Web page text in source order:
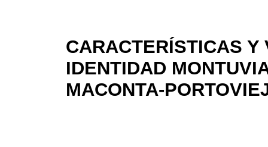
CARACTERÍSTICAS
IDENTIDAD
MACONTA-